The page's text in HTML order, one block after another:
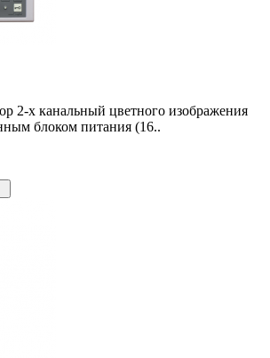
2-х канальный цветного изображения
блоком питания (16..